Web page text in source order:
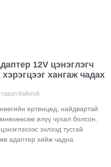
12V цэнэглэгч
хангаж чадах
байхгүй
ертөнцөд, найдвартай
илүү чухал болсон.
эхлээд тусгай
адаптер хийж чадна